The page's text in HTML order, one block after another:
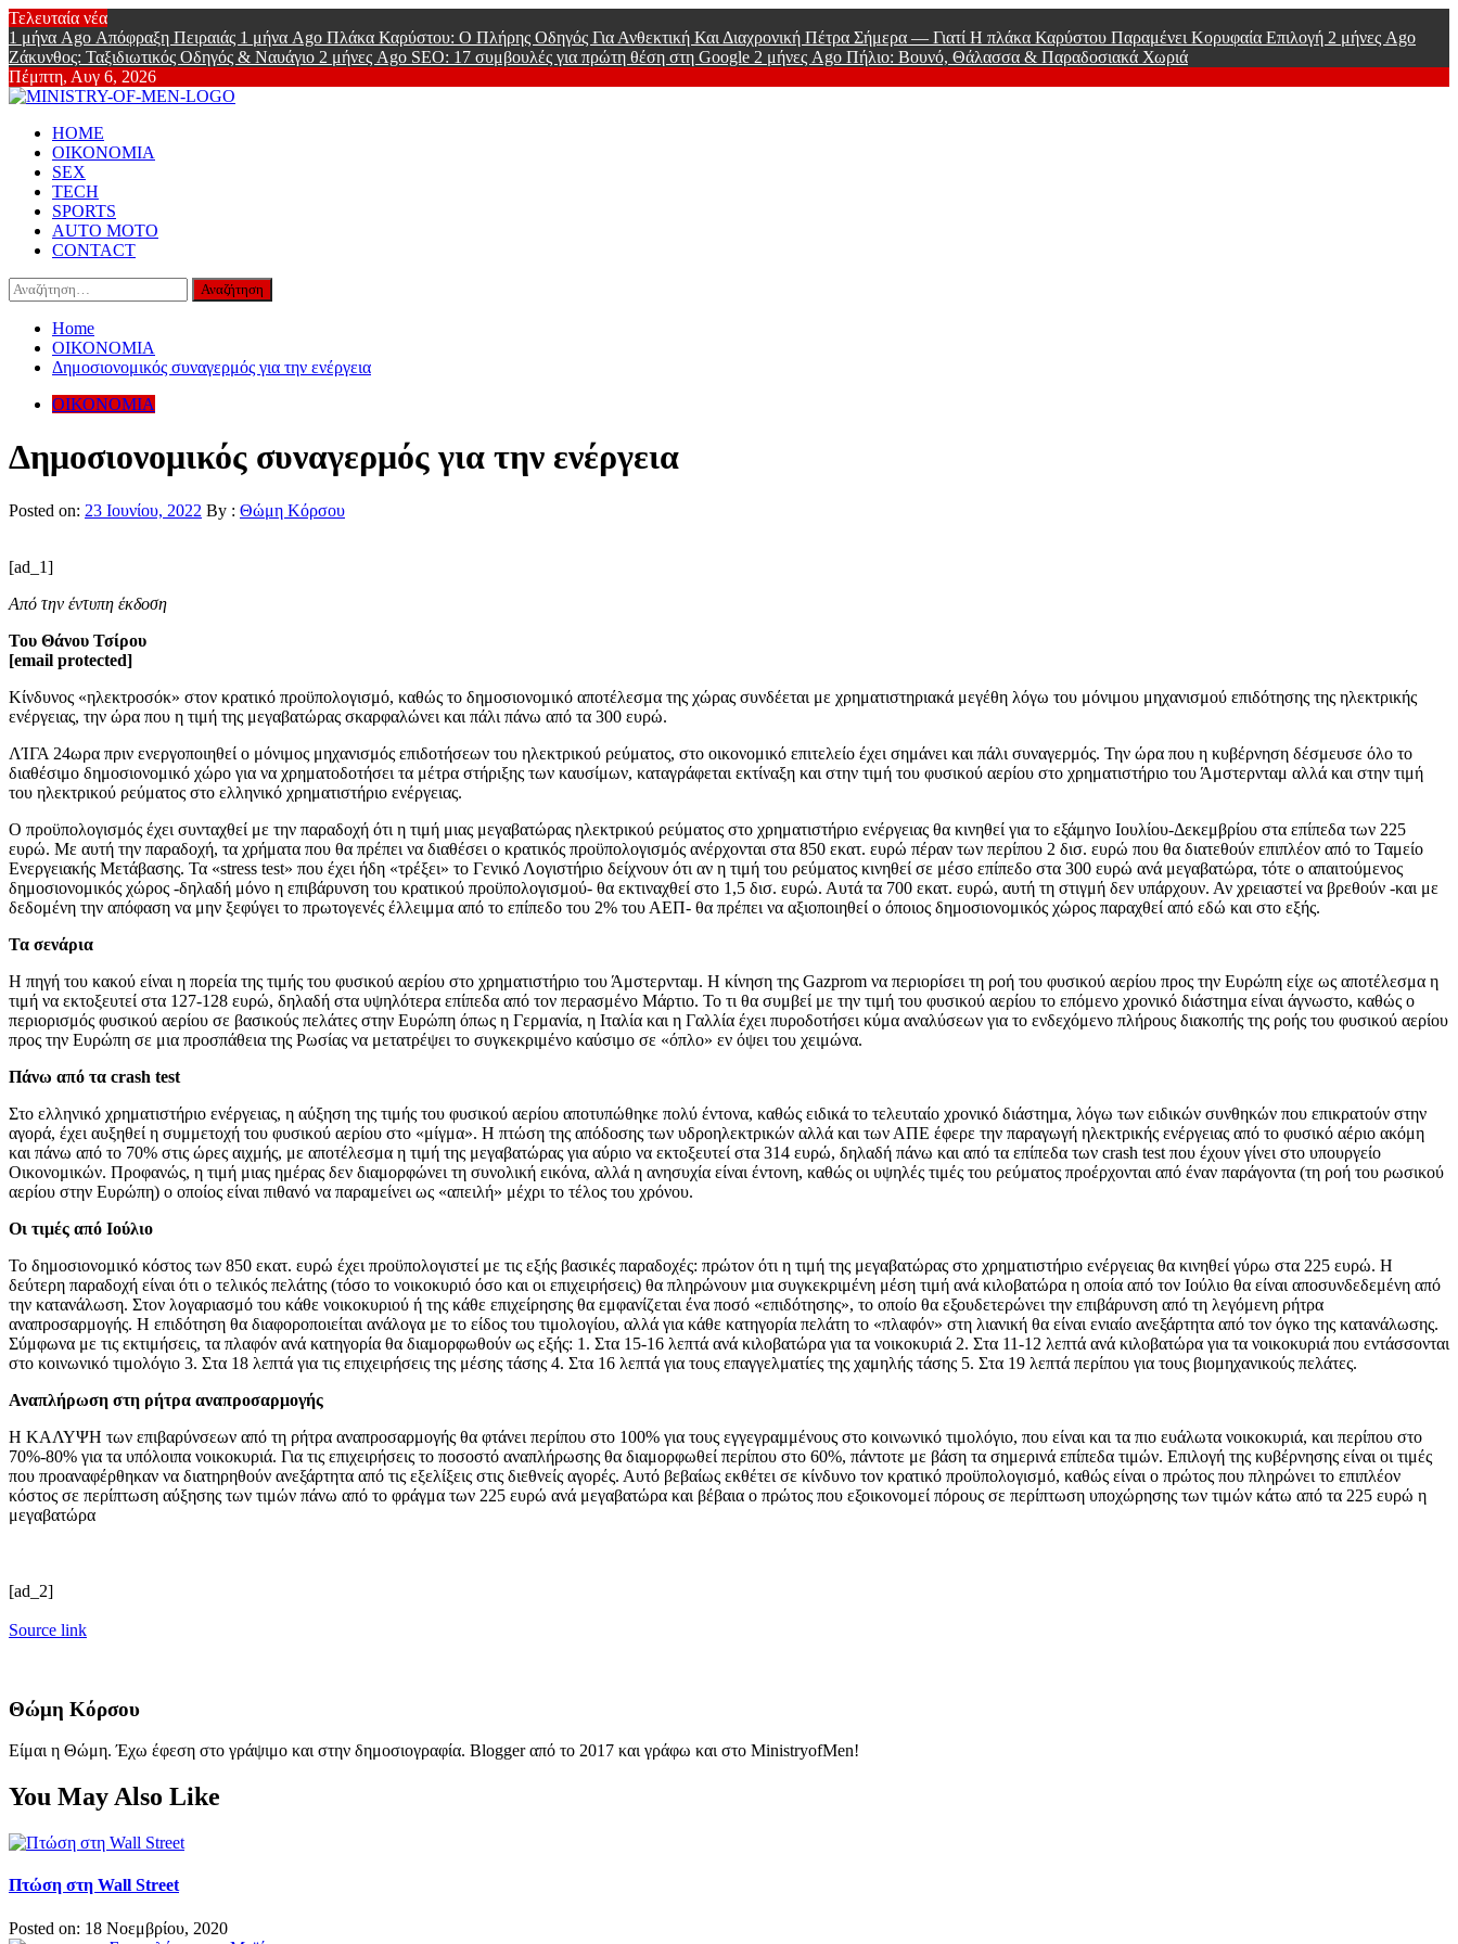
Skip
to
content
Τελευταία νέα
1 μήνα Ago Απόφραξη Πειραιάς 1 μήνα Ago Πλάκα Καρύστου: Ο Πλήρης Οδηγός Για Ανθεκτική Και Διαχρονική Πέτρα Σήμερα — Γιατί Η πλάκα Καρύστου Παραμένει Κορυφαία Επιλογή 2 μήνες Ago
Ζάκυνθος: Ταξιδιωτικός Οδηγός & Ναυάγιο 2 μήνες Ago SEO: 17 συμβουλές για πρώτη θέση στη Google 2 μήνες Ago Πήλιο: Βουνό, Θάλασσα & Παραδοσιακά Χωριά
Πέμπτη, Αυγ 6, 2026
Online Lifestyle περιοδικό για Aνδρες
Primary
Menu
HOME
ΟΙΚΟΝΟΜΙΑ
SEX
TECH
SPORTS
AUTO MOTO
CONTACT
Αναζήτηση
για:
Home
ΟΙΚΟΝΟΜΙΑ
Δημοσιονομικός συναγερμός για την ενέργεια
ΟΙΚΟΝΟΜΙΑ
Δημοσιονομικός συναγερμός για την ενέργεια
Posted on: 23 Ιουνίου, 2022 By : Θώμη Κόρσου
[ad_1]
Από την έντυπη έκδοση
Του Θάνου Τσίρου
[email protected]
Κίνδυνος «ηλεκτροσόκ» στον κρατικό προϋπολογισμό, καθώς το δημοσιονομικό αποτέλεσμα της χώρας συνδέεται με χρηματιστηριακά μεγέθη λόγω του μόνιμου μηχανισμού επιδότησης της ηλεκτρικής
ενέργειας, την ώρα που η τιμή της μεγαβατώρας σκαρφαλώνει και πάλι πάνω από τα 300 ευρώ.
ΛΊΓΑ 24ωρα πριν ενεργοποιηθεί ο μόνιμος μηχανισμός επιδοτήσεων του ηλεκτρικού ρεύματος, στο οικονομικό επιτελείο έχει σημάνει και πάλι συναγερμός. Την ώρα που η κυβέρνηση δέσμευσε όλο το
διαθέσιμο δημοσιονομικό χώρο για να χρηματοδοτήσει τα μέτρα στήριξης των καυσίμων, καταγράφεται εκτίναξη και στην τιμή του φυσικού αερίου στο χρηματιστήριο του Άμστερνταμ αλλά και στην τιμή
του ηλεκτρικού ρεύματος στο ελληνικό χρηματιστήριο ενέργειας.
Ο προϋπολογισμός έχει συνταχθεί με την παραδοχή ότι η τιμή μιας μεγαβατώρας ηλεκτρικού ρεύματος στο χρηματιστήριο ενέργειας θα κινηθεί για το εξάμηνο Ιουλίου-Δεκεμβρίου στα επίπεδα των 225
ευρώ. Με αυτή την παραδοχή, τα χρήματα που θα πρέπει να διαθέσει ο κρατικός προϋπολογισμός ανέρχονται στα 850 εκατ. ευρώ πέραν των περίπου 2 δισ. ευρώ που θα διατεθούν επιπλέον από το Ταμείο
Ενεργειακής Μετάβασης. Τα «stress test» που έχει ήδη «τρέξει» το Γενικό Λογιστήριο δείχνουν ότι αν η τιμή του ρεύματος κινηθεί σε μέσο επίπεδο στα 300 ευρώ ανά μεγαβατώρα, τότε ο απαιτούμενος
δημοσιονομικός χώρος -δηλαδή μόνο η επιβάρυνση του κρατικού προϋπολογισμού- θα εκτιναχθεί στο 1,5 δισ. ευρώ. Αυτά τα 700 εκατ. ευρώ, αυτή τη στιγμή δεν υπάρχουν. Αν χρειαστεί να βρεθούν -και με
δεδομένη την απόφαση να μην ξεφύγει το πρωτογενές έλλειμμα από το επίπεδο του 2% του ΑΕΠ- θα πρέπει να αξιοποιηθεί ο όποιος δημοσιονομικός χώρος παραχθεί από εδώ και στο εξής.
Τα σενάρια
Η πηγή του κακού είναι η πορεία της τιμής του φυσικού αερίου στο χρηματιστήριο του Άμστερνταμ. Η κίνηση της Gazprom να περιορίσει τη ροή του φυσικού αερίου προς την Ευρώπη είχε ως αποτέλεσμα η
τιμή να εκτοξευτεί στα 127-128 ευρώ, δηλαδή στα υψηλότερα επίπεδα από τον περασμένο Μάρτιο. Το τι θα συμβεί με την τιμή του φυσικού αερίου το επόμενο χρονικό διάστημα είναι άγνωστο, καθώς ο
περιορισμός φυσικού αερίου σε βασικούς πελάτες στην Ευρώπη όπως η Γερμανία, η Ιταλία και η Γαλλία έχει πυροδοτήσει κύμα αναλύσεων για το ενδεχόμενο πλήρους διακοπής της ροής του φυσικού αερίου
προς την Ευρώπη σε μια προσπάθεια της Ρωσίας να μετατρέψει το συγκεκριμένο καύσιμο σε «όπλο» εν όψει του χειμώνα.
Πάνω από τα crash test
Στο ελληνικό χρηματιστήριο ενέργειας, η αύξηση της τιμής του φυσικού αερίου αποτυπώθηκε πολύ έντονα, καθώς ειδικά το τελευταίο χρονικό διάστημα, λόγω των ειδικών συνθηκών που επικρατούν στην
αγορά, έχει αυξηθεί η συμμετοχή του φυσικού αερίου στο «μίγμα». Η πτώση της απόδοσης των υδροηλεκτρικών αλλά και των ΑΠΕ έφερε την παραγωγή ηλεκτρικής ενέργειας από το φυσικό αέριο ακόμη
και πάνω από το 70% στις ώρες αιχμής, με αποτέλεσμα η τιμή της μεγαβατώρας για αύριο να εκτοξευτεί στα 314 ευρώ, δηλαδή πάνω και από τα επίπεδα των crash test που έχουν γίνει στο υπουργείο
Οικονομικών. Προφανώς, η τιμή μιας ημέρας δεν διαμορφώνει τη συνολική εικόνα, αλλά η ανησυχία είναι έντονη, καθώς οι υψηλές τιμές του ρεύματος προέρχονται από έναν παράγοντα (τη ροή του ρωσικού
αερίου στην Ευρώπη) ο οποίος είναι πιθανό να παραμείνει ως «απειλή» μέχρι το τέλος του χρόνου.
Οι τιμές από Ιούλιο
Το δημοσιονομικό κόστος των 850 εκατ. ευρώ έχει προϋπολογιστεί με τις εξής βασικές παραδοχές: πρώτον ότι η τιμή της μεγαβατώρας στο χρηματιστήριο ενέργειας θα κινηθεί γύρω στα 225 ευρώ. Η
δεύτερη παραδοχή είναι ότι ο τελικός πελάτης (τόσο το νοικοκυριό όσο και οι επιχειρήσεις) θα πληρώνουν μια συγκεκριμένη μέση τιμή ανά κιλοβατώρα η οποία από τον Ιούλιο θα είναι αποσυνδεδεμένη από
την κατανάλωση. Στον λογαριασμό του κάθε νοικοκυριού ή της κάθε επιχείρησης θα εμφανίζεται ένα ποσό «επιδότησης», το οποίο θα εξουδετερώνει την επιβάρυνση από τη λεγόμενη ρήτρα
αναπροσαρμογής. Η επιδότηση θα διαφοροποιείται ανάλογα με το είδος του τιμολογίου, αλλά για κάθε κατηγορία πελάτη το «πλαφόν» στη λιανική θα είναι ενιαίο ανεξάρτητα από τον όγκο της κατανάλωσης.
Σύμφωνα με τις εκτιμήσεις, τα πλαφόν ανά κατηγορία θα διαμορφωθούν ως εξής: 1. Στα 15-16 λεπτά ανά κιλοβατώρα για τα νοικοκυριά 2. Στα 11-12 λεπτά ανά κιλοβατώρα για τα νοικοκυριά που εντάσσονται
στο κοινωνικό τιμολόγιο 3. Στα 18 λεπτά για τις επιχειρήσεις της μέσης τάσης 4. Στα 16 λεπτά για τους επαγγελματίες της χαμηλής τάσης 5. Στα 19 λεπτά περίπου για τους βιομηχανικούς πελάτες.
Αναπλήρωση στη ρήτρα αναπροσαρμογής
Η ΚΑΛΥΨΗ των επιβαρύνσεων από τη ρήτρα αναπροσαρμογής θα φτάνει περίπου στο 100% για τους εγγεγραμμένους στο κοινωνικό τιμολόγιο, που είναι και τα πιο ευάλωτα νοικοκυριά, και περίπου στο
70%-80% για τα υπόλοιπα νοικοκυριά. Για τις επιχειρήσεις το ποσοστό αναπλήρωσης θα διαμορφωθεί περίπου στο 60%, πάντοτε με βάση τα σημερινά επίπεδα τιμών. Επιλογή της κυβέρνησης είναι οι τιμές
που προαναφέρθηκαν να διατηρηθούν ανεξάρτητα από τις εξελίξεις στις διεθνείς αγορές. Αυτό βεβαίως εκθέτει σε κίνδυνο τον κρατικό προϋπολογισμό, καθώς είναι ο πρώτος που πληρώνει το επιπλέον
κόστος σε περίπτωση αύξησης των τιμών πάνω από το φράγμα των 225 ευρώ ανά μεγαβατώρα και βέβαια ο πρώτος που εξοικονομεί πόρους σε περίπτωση υποχώρησης των τιμών κάτω από τα 225 ευρώ η
μεγαβατώρα
[ad_2]
Source link
Θώμη Κόρσου
Είμαι η Θώμη. Έχω έφεση στο γράψιμο και στην δημοσιογραφία. Blogger από το 2017 και γράφω και στο MinistryofMen!
You May Also Like
Πτώση στη Wall Street
Posted on: 18 Νοεμβρίου, 2020